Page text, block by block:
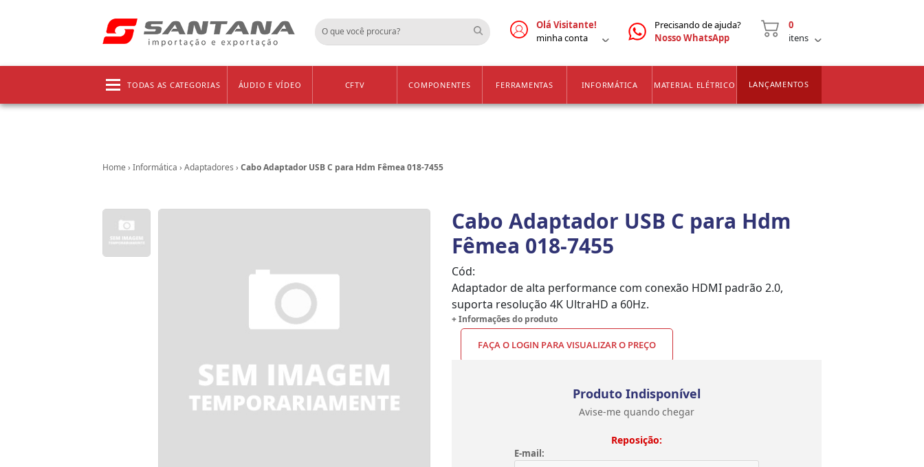
Olá Visitante!
minha conta
Precisando de ajuda?
Nosso WhatsApp
0
itens
TODAS AS CATEGORIAS ÁUDIO E VÍDEO CFTV COMPONENTES FERRAMENTAS INFORMÁTICA MATERIAL ELÉTRICO LANÇAMENTOS
Home › Informática › Adaptadores › Cabo Adaptador USB C para Hdm Fêmea 018-7455
Cabo Adaptador USB C para Hdm
Fêmea 018-7455
Cód:
Adaptador de alta performance com conexão HDMI padrão 2.0,
suporta resolução 4K UltraHD a 60Hz.
+ Informações do produto
FAÇA O LOGIN PARA VISUALIZAR O PREÇO
Produto Indisponível
Avise-me quando chegar
Reposição:
E-mail: